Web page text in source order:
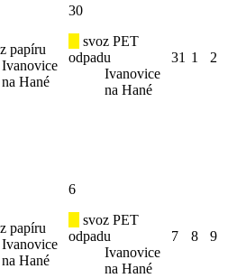
papíru
Ivanovice
na Hané
30
svoz PET
odpadu
Ivanovice
na Hané
31 1 2
papíru
Ivanovice
na Hané
6
svoz PET
odpadu
Ivanovice
na Hané
7 8 9